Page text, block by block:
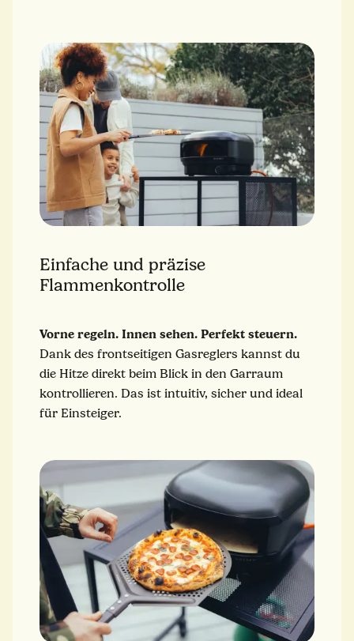
Einfache und präzise
Flammenkontrolle
Vorne regeln. Innen sehen. Perfekt steuern.
Dank des frontseitigen Gasreglers kannst du
die Hitze direkt beim Blick in den Garraum
kontrollieren. Das ist intuitiv, sicher und ideal
für Einsteiger.